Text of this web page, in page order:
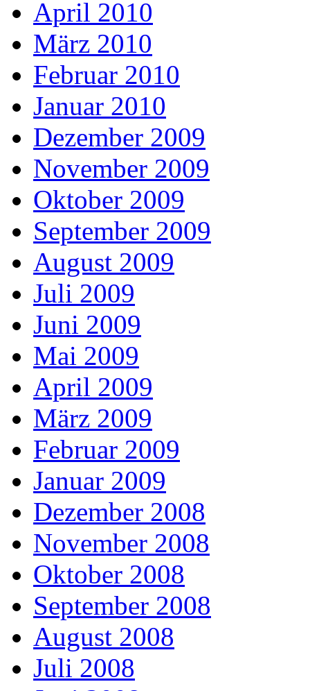
April 2010
März 2010
Februar 2010
Januar 2010
Dezember 2009
November 2009
Oktober 2009
September 2009
August 2009
Juli 2009
Juni 2009
Mai 2009
April 2009
März 2009
Februar 2009
Januar 2009
Dezember 2008
November 2008
Oktober 2008
September 2008
August 2008
Juli 2008